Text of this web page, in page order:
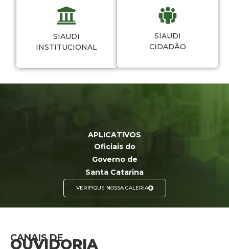
SIAUDI
INSTITUCIONAL
SIAUDI
CIDADÃO
APLICATIVOS
Oficiais do
Governo de
Santa Catarina
VERIFIQUE NOSSA GALERIA
CANAIS DE
OUVIDORIA